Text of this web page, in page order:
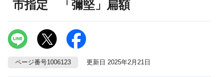
市指定 「彌堅」扁額
ページ番号1006123 更新日 2025年2月21日